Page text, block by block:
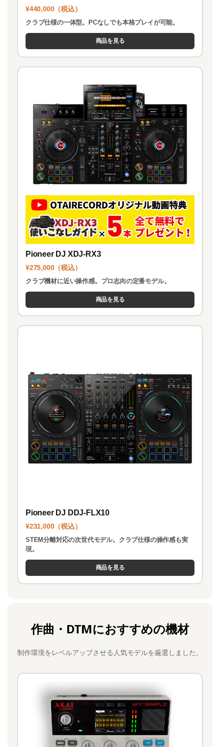
¥440,000（税込）
クラブ仕様の一体型。PCなしでも本格プレイが可能。
商品を見る
Pioneer DJ XDJ-RX3
¥275,000（税込）
クラブ機材に近い操作感。プロ志向の定番モデル。
商品を見る
Pioneer DJ DDJ-FLX10
¥231,000（税込）
STEM分離対応の次世代モデル。クラブ仕様の操作感も実
現。
商品を見る
作曲・DTMにおすすめの機材
制作環境をレベルアップさせる人気モデルを厳選しました。